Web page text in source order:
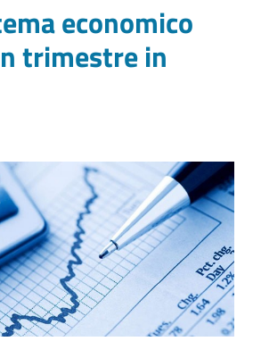
economico
trimestre in